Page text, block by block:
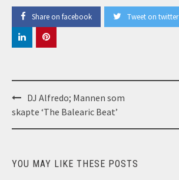
Share on facebook Tweet on twitter
Post
navigation
DJ Alfredo; Mannen som
skapte ‘The Balearic Beat’
YOU MAY LIKE THESE POSTS